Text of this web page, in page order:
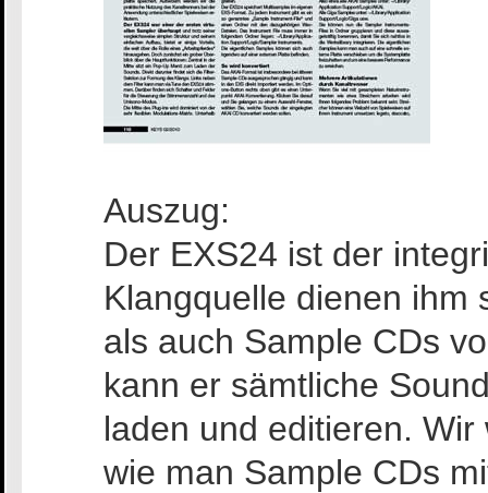
Auszug:
Der EXS24 ist der
Klangquelle dienen ihm
als auch Sample CDs
kann er sämtliche
laden und editieren.
wie man Sample CDs